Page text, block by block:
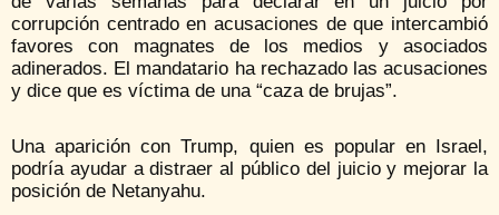
corrupción centrado en acusaciones de que intercambió
favores con magnates de los medios y asociados
adinerados. El mandatario ha rechazado las acusaciones
y dice que es víctima de una “caza de brujas”.
Una aparición con Trump, quien es popular en Israel,
podría ayudar a distraer al público del juicio y mejorar la
posición de Netanyahu.